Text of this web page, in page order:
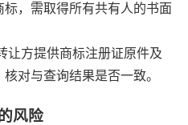
，需取得所有共有人的书面
让方提供商标注册证原件及
对与查询结果是否一致。
风险